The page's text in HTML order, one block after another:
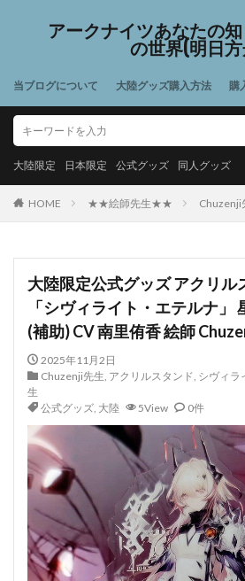
アークナイツあなたの
の世界(明日
当ブログについて 大陸グッズ購入方法 購
大陸限定 日本限定 公式グッズ 同人グッズ
HOME ★★絵師先生★★ Chuzenji
大陸限定公式グッズ アクリル
「シヴィライト・エテルナ」
(補助) CV 南里侑香 絵師
2025年11月2日
Chuzenji先生, アクリルスタンド, シヴィラ
生
公式グッズ, 大陸 5View 0件